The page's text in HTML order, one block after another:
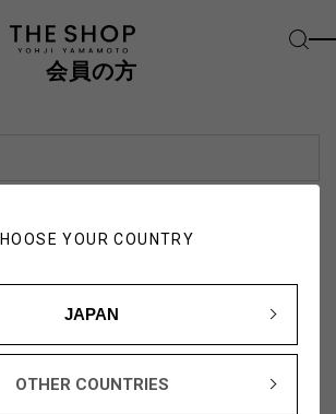
YOUR COUNTRY
JAPAN
OTHER COUNTRIES
会員の方
こちら